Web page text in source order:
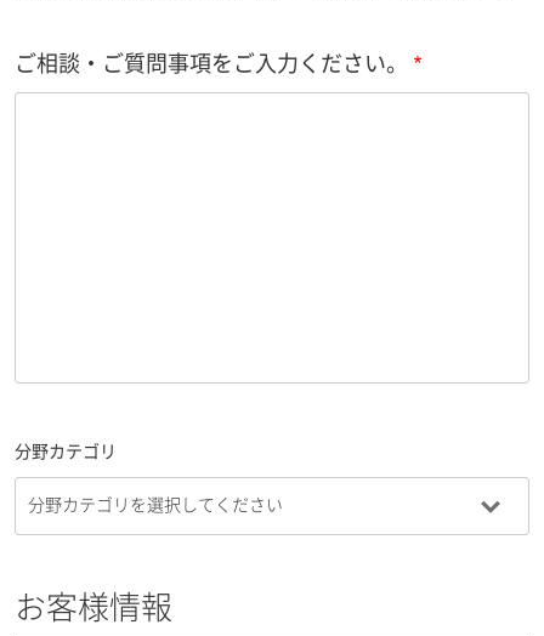
ご相談・ご質問事項をご入力ください。
分野カテゴリ
お客様情報